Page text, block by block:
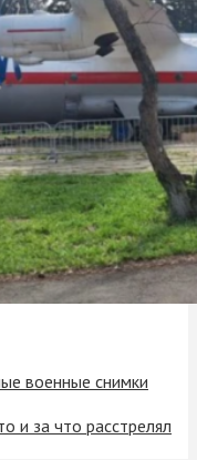
военные снимки
и за что расстрелял